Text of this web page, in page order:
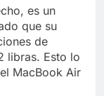
es un
que su
de
libras. Esto lo
MacBook Air